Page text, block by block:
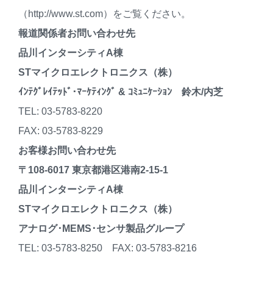
（http://www.st.com）をご覧ください。
報道関係者お問い合わせ先
品川インターシティA棟
STマイクロエレクトロニクス（株）
ｲﾝﾃｸﾞﾚｲﾃｯﾄﾞ･ﾏｰｹﾃｨﾝｸﾞ & ｺﾐｭﾆｹｰｼｮﾝ 鈴木/内芝
TEL: 03-5783-8220
FAX: 03-5783-8229
お客様お問い合わせ先
〒108-6017 東京都港区港南2-15-1
品川インターシティA棟
STマイクロエレクトロニクス（株）
アナログ･MEMS･センサ製品グループ
TEL: 03-5783-8250 FAX: 03-5783-8216